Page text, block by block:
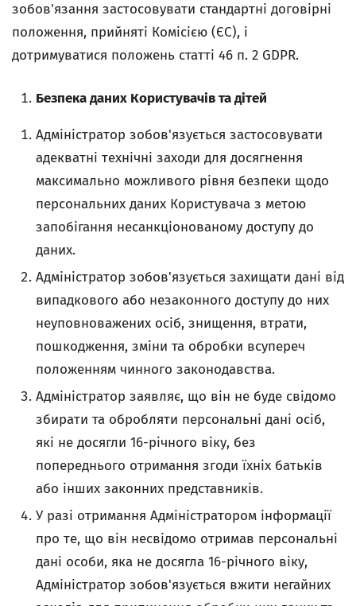
зобов'язання застосовувати стандартні договірні
положення, прийняті Комісією (ЄС), і
дотримуватися положень статті 46 п. 2 GDPR.
Безпека даних Користувачів та дітей
Адміністратор зобов'язується застосовувати
адекватні технічні заходи для досягнення
максимально можливого рівня безпеки щодо
персональних даних Користувача з метою
запобігання несанкціонованому доступу до
даних.
Адміністратор зобов'язується захищати дані від
випадкового або незаконного доступу до них
неуповноважених осіб, знищення, втрати,
пошкодження, зміни та обробки всупереч
положенням чинного законодавства.
Адміністратор заявляє, що він не буде свідомо
збирати та обробляти персональні дані осіб,
які не досягли 16-річного віку, без
попереднього отримання згоди їхніх батьків
або інших законних представників.
У разі отримання Адміністратором інформації
про те, що він несвідомо отримав персональні
дані особи, яка не досягла 16-річного віку,
Адміністратор зобов'язується вжити негайних